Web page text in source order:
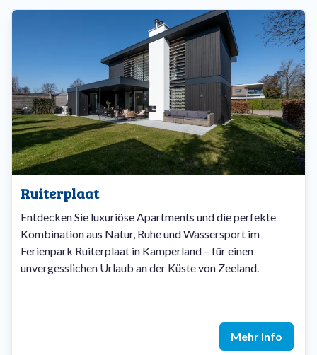
Ruiterplaat
Entdecken Sie luxuriöse Apartments und die perfekte
Kombination aus Natur, Ruhe und Wassersport im
Ferienpark Ruiterplaat in Kamperland – für einen
unvergesslichen Urlaub an der Küste von Zeeland.
Mehr Info